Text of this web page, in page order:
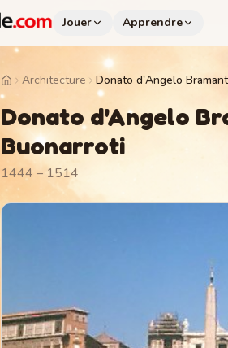
Jouer Apprendre
HomeArchitecture
Donato d'Angelo
Buonarroti
1444 – 1514